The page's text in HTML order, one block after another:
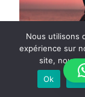
Nous utilisons
expérience sur
site, nous
Ok